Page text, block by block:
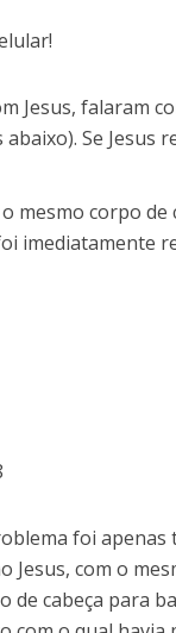
Jesus,
Se Jesus
mesmo corpo
imediatamente
foi apenas
com o
de cabeça para